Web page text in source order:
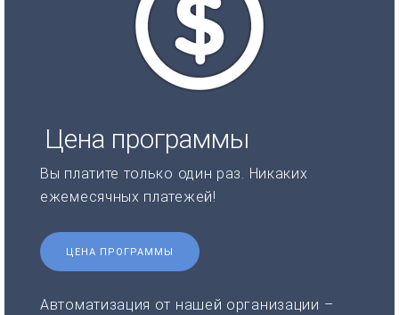
Цена программы
Вы платите только один раз. Никаких
ежемесячных платежей!
ЦЕНА ПРОГРАММЫ
Автоматизация от нашей организации –